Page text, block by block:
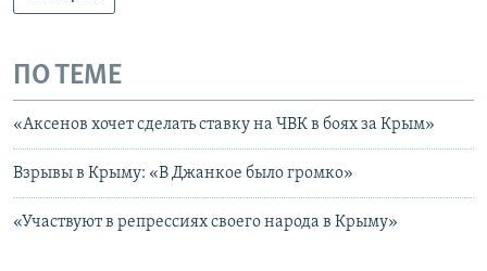
ПО ТЕМЕ
«Аксенов хочет сделать ставку на ЧВК в боях за Крым»
Взрывы в Крыму: «В Джанкое было громко»
«Участвуют в репрессиях своего народа в Крыму»